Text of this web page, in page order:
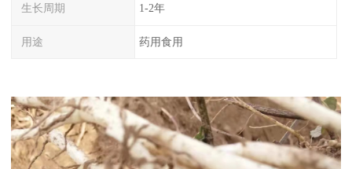
生长周期 1-2年
用途 药用食用